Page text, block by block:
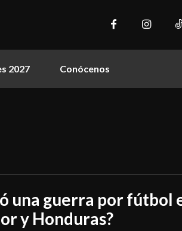
2027 Conócenos
una guerra por fútbol
y Honduras?